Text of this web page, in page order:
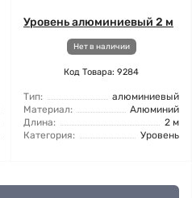
Уровень алюминиевый 2 м
Нет в наличии
Код Товара: 9284
Тип:
алюминиевый
Материал:
Алюминий
Длина:
2 м
Категория:
Уровень